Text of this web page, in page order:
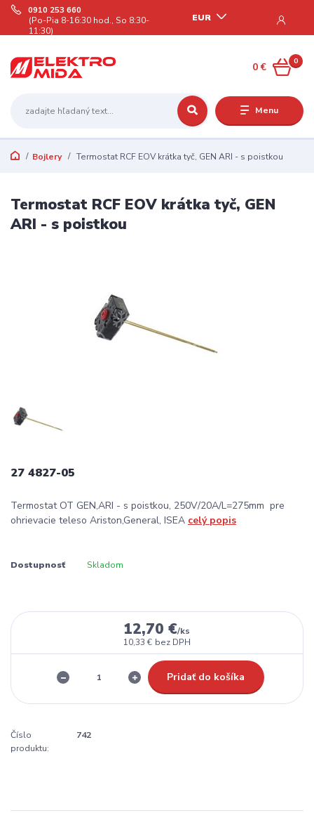
Menu
EUR
0910 253 660
(Po-Pia 8-16:30 hod., So 8:30-
11:30)
0
0 €
Bojlery Termostat RCF EOV krátka tyč, GEN ARI - s poistkou
Termostat RCF EOV krátka tyč, GEN
ARI - s poistkou
27 4827-05
Termostat OT GEN,ARI - s poistkou, 250V/20A/L=275mm pre
ohrievacie teleso Ariston,General, ISEA celý popis
Dostupnosť Skladom
12,70 €/ks
10,33 € bez DPH
Pridať do košíka
Číslo
produktu:
742